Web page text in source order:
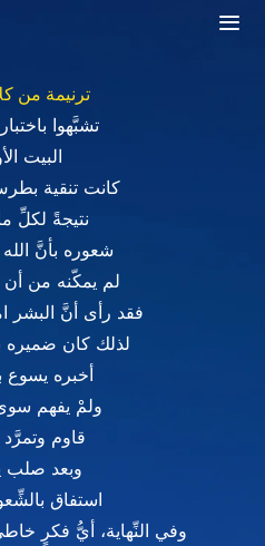
ترنيمة من
تشبَّهوا
البيت
كانت تنقية
نتيجةً لكلِّ
شعوره بأنَّ الله
لم يمكّنه من
فقد رأى أنَّ البشر
لذلك كان ضميره
أخبره يسوع
ولمْ يفهم
قاوم وتمرَّد
وبعد صلب
استفاق
وفي النِّهاية، أيُّ فكرٍ